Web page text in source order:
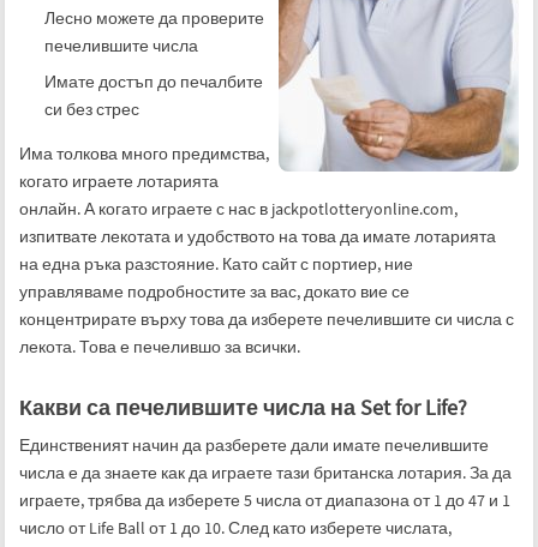
Лесно можете да проверите
печелившите числа
Имате достъп до печалбите
си без стрес
Има толкова много предимства,
когато играете лотарията
онлайн. А когато играете с нас в jackpotlotteryonline.com,
изпитвате лекотата и удобството на това да имате лотарията
на една ръка разстояние. Като сайт с портиер, ние
управляваме подробностите за вас, докато вие се
концентрирате върху това да изберете печелившите си числа с
лекота. Това е печелившо за всички.
Какви са печелившите числа на Set for Life?
Единственият начин да разберете дали имате печелившите
числа е да знаете как да играете тази британска лотария. За да
играете, трябва да изберете 5 числа от диапазона от 1 до 47 и 1
число от Life Ball от 1 до 10. След като изберете числата,